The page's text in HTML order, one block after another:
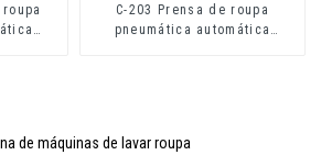
C-203 Prensa de roupa
pneumática automática